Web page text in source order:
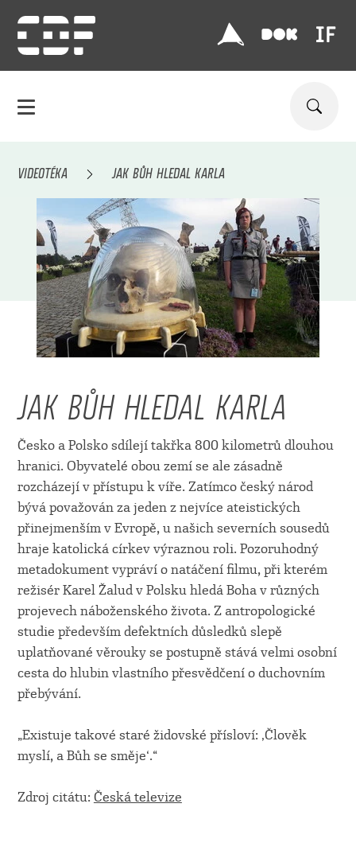
VIDEOTÉKA JAK BŮH HLEDAL KARLA
JAK BŮH HLEDAL KARLA
Česko a Polsko sdílejí takřka 800 kilometrů dlouhou
hranici. Obyvatelé obou zemí se ale zásadně
rozcházejí v přístupu k víře. Zatímco český národ
bývá považován za jeden z nejvíce ateistických
přinejmenším v Evropě, u našich severních sousedů
hraje katolická církev výraznou roli. Pozoruhodný
metadokument vypráví o natáčení filmu, při kterém
režisér Karel Žalud v Polsku hledá Boha v různých
projevech náboženského života. Z antropologické
studie především defektních důsledků slepě
uplatňované věrouky se postupně stává velmi osobní
cesta do hlubin vlastního přesvědčení o duchovním
přebývání.
„Existuje takové staré židovské přísloví: ‚Člověk
myslí, a Bůh se směje‘.“
Zdroj citátu: Česká televize